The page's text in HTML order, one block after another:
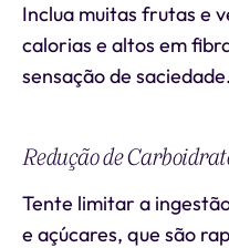
Inclua muitas frutas e
calorias e altos em
sensação de saciedade.
Redução de
Tente limitar a
e açúcares, que são